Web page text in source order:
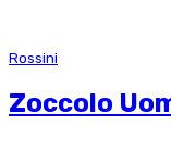
Rossini
Zoccolo